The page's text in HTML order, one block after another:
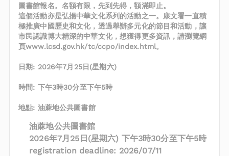
圖書館報名。名額有限，先到先得，額滿即止。
這個活動亦是弘揚中華文化系列的活動之一。康文署一直積
極推廣中國歷史和文化，透過舉辦多元化的節目和活動，讓
市民認識博大精深的中華文化，想獲得更多資訊，請瀏覽網
頁www.lcsd.gov.hk/tc/ccpo/index.html。
日期: 2026年7月25日(星期六)
時間: 下午3時30分至下午5時
地點: 油蔴地公共圖書館
油蔴地公共圖書館
2026年7月25日(星期六) 下午3時30分至下午5時
registration deadline: 2026/07/11